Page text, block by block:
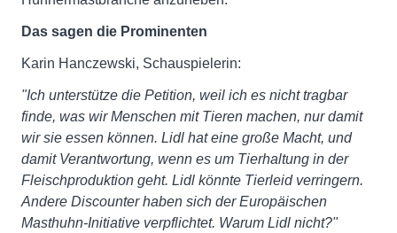
Das sagen die Prominenten
Karin Hanczewski, Schauspielerin:
"Ich unterstütze die Petition, weil ich es nicht tragbar
finde, was wir Menschen mit Tieren machen, nur damit
wir sie essen können. Lidl hat eine große Macht, und
damit Verantwortung, wenn es um Tierhaltung in der
Fleischproduktion geht. Lidl könnte Tierleid verringern.
Andere Discounter haben sich der Europäischen
Masthuhn-Initiative verpflichtet. Warum Lidl nicht?"